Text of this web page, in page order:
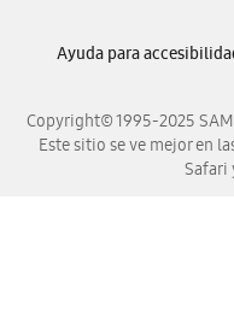
Copyright© 1995-2025
Este sitio se ve mejor en
Safari
Ayuda para